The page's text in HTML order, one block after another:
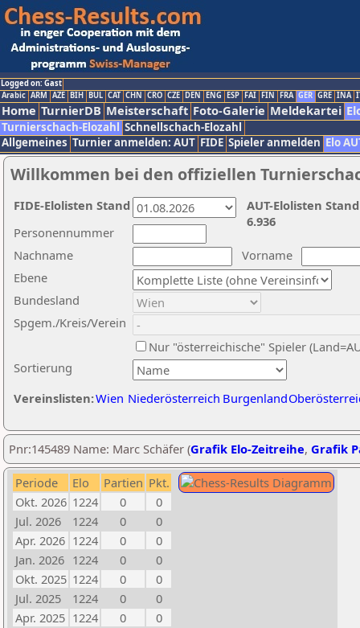
Logged on: Gast
Arabic ARM AZE BIH BUL CAT CHN CRO CZE DEN ENG ESP FAI FIN FRA GER GRE INA
Home TurnierDB Meisterschaft Foto-Galerie Meldekartei
Turnierschach-Elozahl Schnellschach-Elozahl
Allgemeines Turnier anmelden: AUT FIDE Spieler anmelden Elo
Willkommen bei den offiziellen
Nachname
Vorname
Ebene
Sortierung
Personennummer
Bundesland
Spgem./Kreis/Verein
Nur "österreichische" Spieler
Vereinslisten:Wien Niederösterreich Burgenland
AUT-Elolisten
6.936
FIDE-Elolisten Stand
Pnr:145489 Name: Marc Schäfer (Grafik Elo-Zeitreihe, Grafik
Periode Elo Partien Pkt.
Okt. 2026 1224 0
0
Jul. 2026
1224 0
0
Apr. 2026 1224 0
0
Jan. 2026 1224 0
0
Okt. 2025 1224 0
0
Jul. 2025
1224 0
0
Apr. 2025 1224 0
0